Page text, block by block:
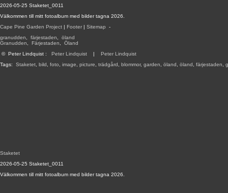
2026-05-25 Staketet_0011
Välkommen till mitt fotoalbum med bilder tagna 2026.
Cape Pine Garden Project | Footer | Sitemap -
granudden
färjestaden
öland
Granudden
Färjestaden
Öland
© Peter Lindquist : Peter Lindquist | Peter Lindquist
Tags: Staketet bild foto image picture trädgård blommor, garden öland öland färjestaden
Staketet
2026-05-25 Staketet_0011
Välkommen till mitt fotoalbum med bilder tagna 2026.